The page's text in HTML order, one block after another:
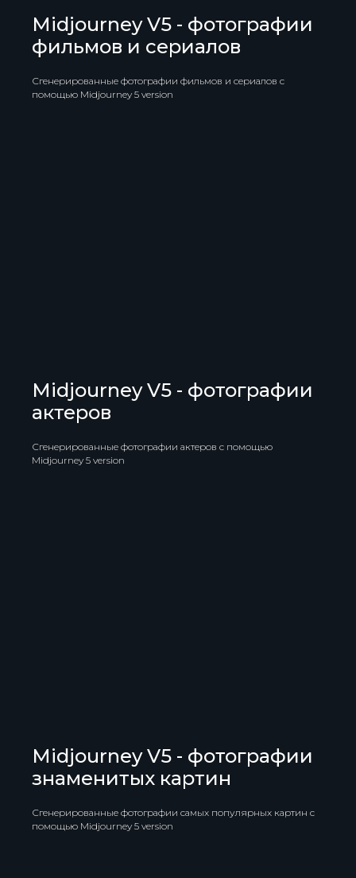
Midjourney V5 - фотографии
фильмов и сериалов
Сгенерированные фотографии фильмов и сериалов с
помощью Midjourney 5 version
Midjourney V5 - фотографии
актеров
Сгенерированные фотографии актеров с помощью
Midjourney 5 version
Midjourney V5 - фотографии
знаменитых картин
Сгенерированные фотографии самых популярных картин с
помощью Midjourney 5 version